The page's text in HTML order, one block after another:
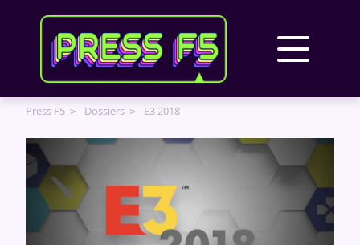
Press F5 Dossiers E3 2018